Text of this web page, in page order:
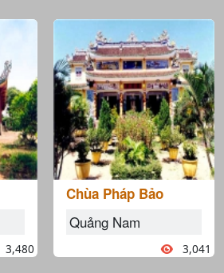
3,480
Chùa Pháp Bảo
Quảng Nam
3,041